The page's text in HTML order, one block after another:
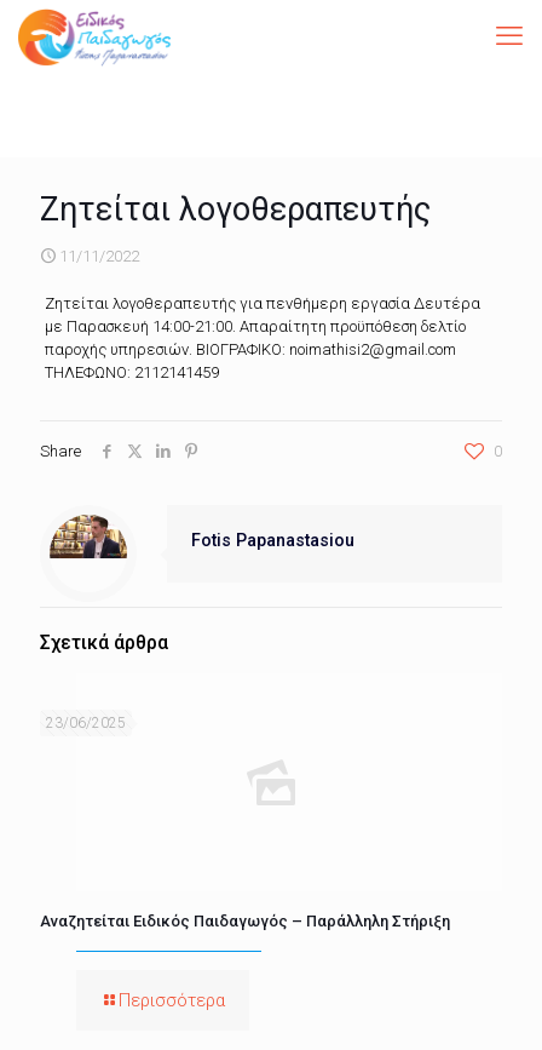
Ζητείται λογοθεραπευτής
11/11/2022
Ζητείται λογοθεραπευτής για πενθήμερη εργασία Δευτέρα
με Παρασκευή 14:00-21:00. Απαραίτητη προϋπόθεση δελτίο
παροχής υπηρεσιών. ΒΙΟΓΡΑΦΙΚΟ: noimathisi2@gmail.com
ΤΗΛΕΦΩΝΟ: 2112141459
Share 0
Fotis Papanastasiou
Σχετικά άρθρα
23/06/2025
Αναζητείται Ειδικός Παιδαγωγός – Παράλληλη Στήριξη
Περισσότερα